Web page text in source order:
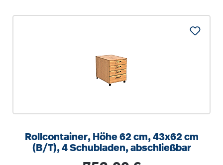
Rollcontainer, Höhe 62 cm, 43x62 cm
(B/T), 4 Schubladen, abschließbar